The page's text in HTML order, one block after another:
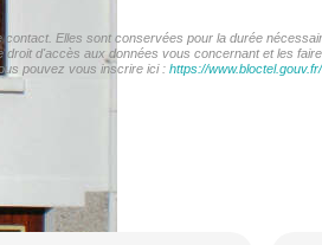
Elles sont conservées pour la durée
d'accès aux données vous concernant et les
pouvez vous inscrire ici : https://www.bloctel.gouv.fr/